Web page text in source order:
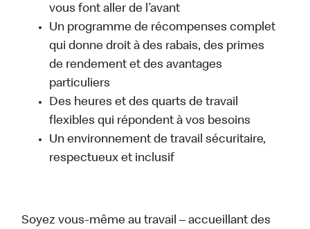
vous font aller de l’avant
Un programme de récompenses complet
qui donne droit à des rabais, des primes
de rendement et des avantages
particuliers
Des heures et des quarts de travail
flexibles qui répondent à vos besoins
Un environnement de travail sécuritaire,
respectueux et inclusif
Soyez vous-même au travail – accueillant des